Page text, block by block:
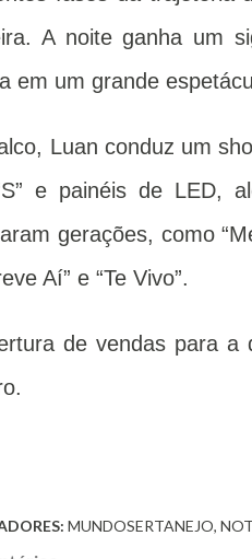
A noite ganha um
em um grande
Luan conduz um
e painéis de LED,
gerações, como
Aí” e “Te Vivo”.
de vendas para
MUNDOSERTANEJO